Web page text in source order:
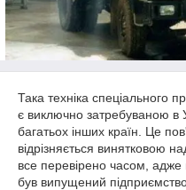
Така техніка спеціального
є виключно затребуваною в
багатьох інших країн. Це
відрізняється винятковою
все перевірено часом, адже
був випущений